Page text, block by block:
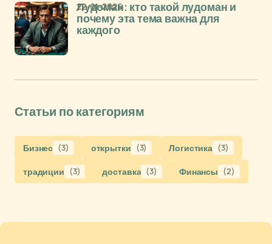
Лудоман: кто такой лудоман и
почему эта тема важна для
каждого
22-01-2026
Статьи по категориям
Бизнес (3) открытки (3) Логистика (3)
традиции (3) доставка (3) Финансы (2)